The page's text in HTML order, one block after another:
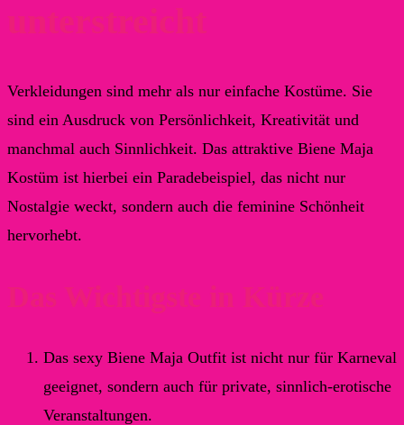
unterstreicht
Verkleidungen sind mehr als nur einfache Kostüme. Sie
sind ein Ausdruck von Persönlichkeit, Kreativität und
manchmal auch Sinnlichkeit. Das attraktive Biene Maja
Kostüm ist hierbei ein Paradebeispiel, das nicht nur
Nostalgie weckt, sondern auch die feminine Schönheit
hervorhebt.
Das Wichtigste in Kürze
Das sexy Biene Maja Outfit ist nicht nur für Karneval
geeignet, sondern auch für private, sinnlich-erotische
Veranstaltungen.